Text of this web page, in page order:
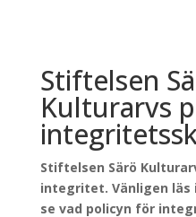
Stiftelsen
Kulturarvs
Stiftelsen Särö
integritet. Vänligen
se vad policyn för